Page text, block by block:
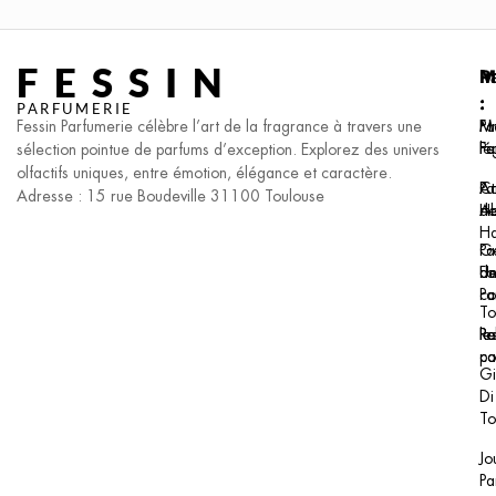
FESSIN
PARFUMERIE
Fessin Parfumerie célèbre l’art de la fragrance à travers une
sélection pointue de parfums d’exception. Explorez des univers
olfactifs uniques, entre émotion, élégance et caractère.
Adresse : 15 rue Boudeville 31100 Toulouse
::
Al
Di
: